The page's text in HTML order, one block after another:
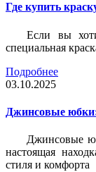
Где купить
Если вы
специальная
Подробнее
03.10.2025
Джинсовые
Джинсовые
настоящая
стиля и комфорта